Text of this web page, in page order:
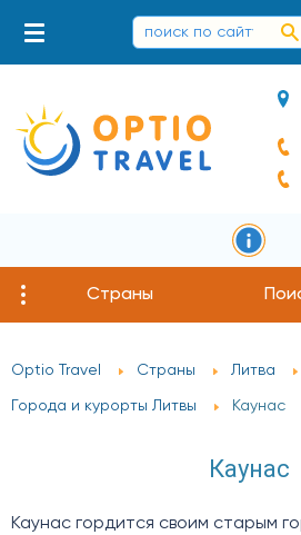
Страны
Optio Travel Страны Литва
Города и курорты Литвы Каунас
Каунас
Каунас гордится своим старым